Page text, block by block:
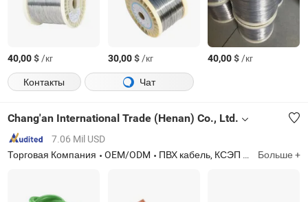
40,00$/кг 30,00$/кг 40,00$/кг
Контакты
Чат
Chang'an International Trade (Henan) Co., Ltd.
7.06 Mil USD
Торговая Компания
OEM/ODM ПВХ кабель, КСЭП кабель, резиновый кабель, голый алюминиевый проводник, воздушный кабель в сборе, контрольный кабель, инструментальный кабель, оборудование для линий электропередач, аксессуары для кабелей, электронный провод UL Больше +